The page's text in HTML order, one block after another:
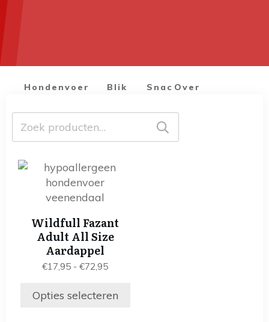
Hondenvoer
Blik
SnacksOver
Zoeken
naar:
Wildfull Fazant
Adult All Size
Aardappel
€17,95 - €72,95Prijsklasse:
tot
Opties selecteren
Dit
product
heeft
variaties.
Deze
optie
kan
worden